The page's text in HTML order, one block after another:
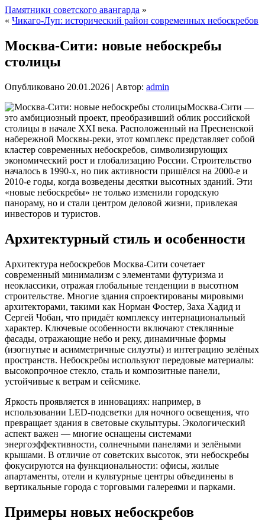
Памятники советского авангарда »
« Чикаго-Луп: исторический район современных небоскребов
Москва-Сити: новые небоскребы
столицы
Опубликовано 20.01.2026 | Автор: admin
Москва-Сити —
это амбициозный проект, преобразивший облик российской
столицы в начале XXI века. Расположенный на Пресненской
набережной Москвы-реки, этот комплекс представляет собой
кластер современных небоскребов, символизирующих
экономический рост и глобализацию России. Строительство
началось в 1990-х, но пик активности пришёлся на 2000-е и
2010-е годы, когда возведены десятки высотных зданий. Эти
«новые небоскребы» не только изменили городскую
панораму, но и стали центром деловой жизни, привлекая
инвесторов и туристов.
Архитектурный стиль и особенности
Архитектура небоскребов Москва-Сити сочетает
современный минимализм с элементами футуризма и
неоклассики, отражая глобальные тенденции в высотном
строительстве. Многие здания спроектированы мировыми
архитекторами, такими как Норман Фостер, Заха Хадид и
Сергей Чобан, что придаёт комплексу интернациональный
характер. Ключевые особенности включают стеклянные
фасады, отражающие небо и реку, динамичные формы
(изогнутые и асимметричные силуэты) и интеграцию зелёных
пространств. Небоскребы используют передовые материалы:
высокопрочное стекло, сталь и композитные панели,
устойчивые к ветрам и сейсмике.
Яркость проявляется в инновациях: например, в
использовании LED-подсветки для ночного освещения, что
превращает здания в световые скульптуры. Экологический
аспект важен — многие оснащены системами
энергоэффективности, солнечными панелями и зелёными
крышами. В отличие от советских высоток, эти небоскребы
фокусируются на функциональности: офисы, жилые
апартаменты, отели и культурные центры объединены в
вертикальные города с торговыми галереями и парками.
Примеры новых небоскребов